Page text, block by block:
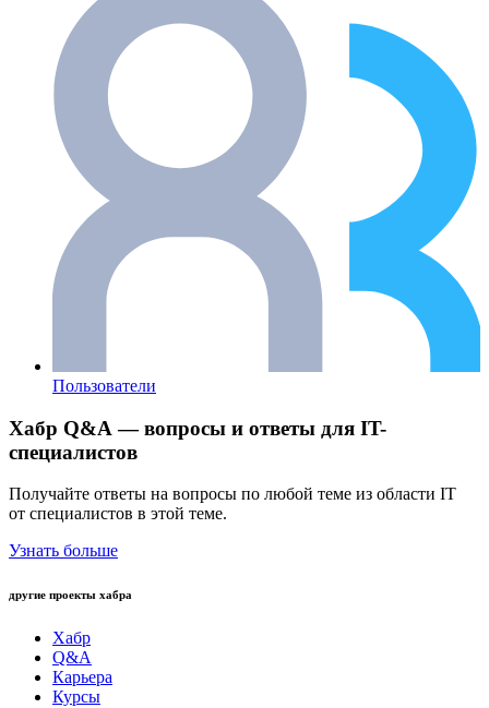
Пользователи
Хабр Q&A — вопросы и ответы для IT-
специалистов
Получайте ответы на вопросы по любой теме из области IT
от специалистов в этой теме.
Узнать больше
другие проекты хабра
Хабр
Q&A
Карьера
Курсы